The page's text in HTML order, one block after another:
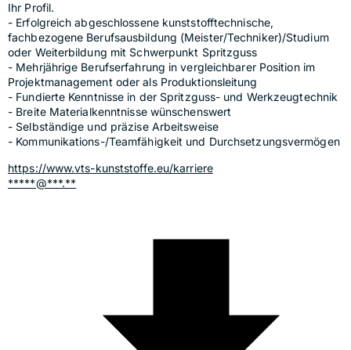
Ihr Profil.
- Erfolgreich abgeschlossene kunststofftechnische,
fachbezogene Berufsausbildung (Meister/Techniker)/Studium
oder Weiterbildung mit Schwerpunkt Spritzguss
- Mehrjährige Berufserfahrung in vergleichbarer Position im
Projektmanagement oder als Produktionsleitung
- Fundierte Kenntnisse in der Spritzguss- und Werkzeugtechnik
- Breite Materialkenntnisse wünschenswert
- Selbständige und präzise Arbeitsweise
- Kommunikations-/Teamfähigkeit und Durchsetzungsvermögen
https://www.vts-kunststoffe.eu/karriere
*****@***.**